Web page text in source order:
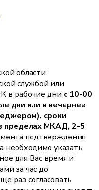
области
службой или
в рабочие дни с 10-00
дни или в вечернее
сроки
пределах МКАД, 2-5
подтверждения
необходимо указать
для Вас время и
за час до
раз согласовать